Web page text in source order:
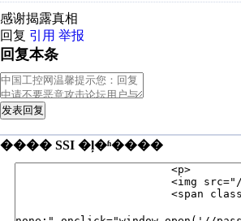
感谢揭露真相
回复 引用 举报
回复本条
发表回复
���� SSI �ļ�ʱ����